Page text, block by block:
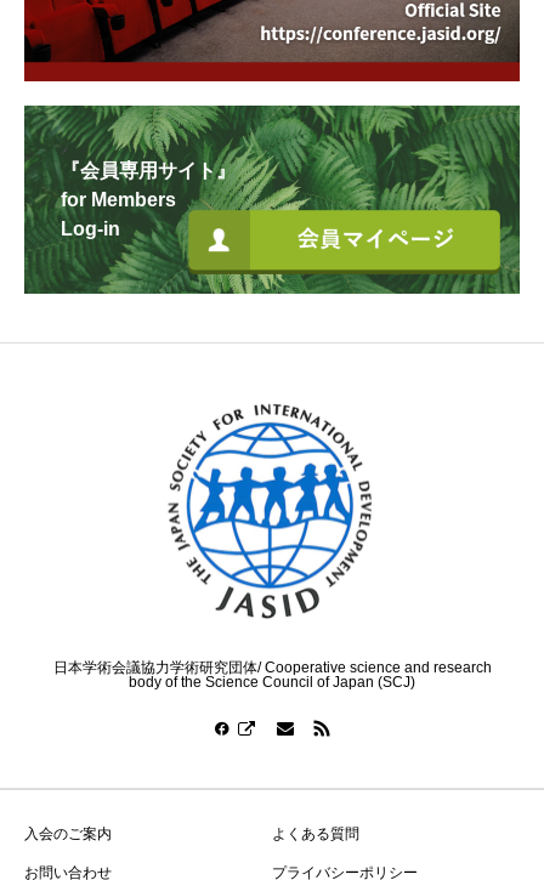
『会員専用サイト』
for Members
Log-in
日本学術会議協力学術研究団体/ Cooperative science and research
body of the Science Council of Japan (SCJ)
入会のご案内 よくある質問
お問い合わせ プライバシーポリシー